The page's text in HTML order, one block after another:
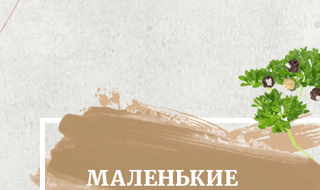
МАЛЕНЬКИЕ